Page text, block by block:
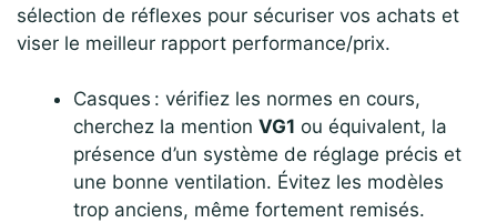
sélection de réflexes pour sécuriser vos achats et
viser le meilleur rapport performance/prix.
Casques : vérifiez les normes en cours,
cherchez la mention VG1 ou équivalent, la
présence d’un système de réglage précis et
une bonne ventilation. Évitez les modèles
trop anciens, même fortement remisés.